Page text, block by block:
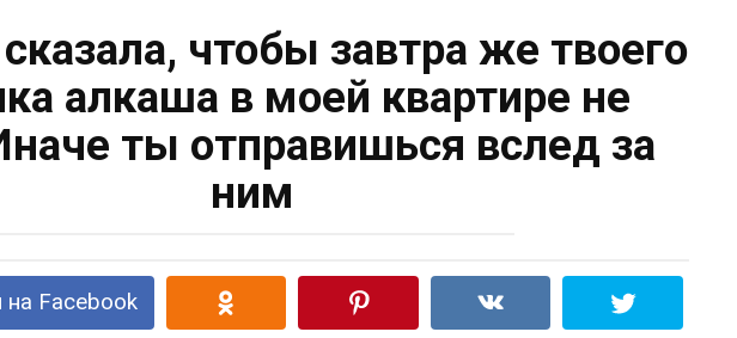
чтобы завтра же твоего
алкаша в моей квартире не
ты отправишься вслед за
ним
на Facebook